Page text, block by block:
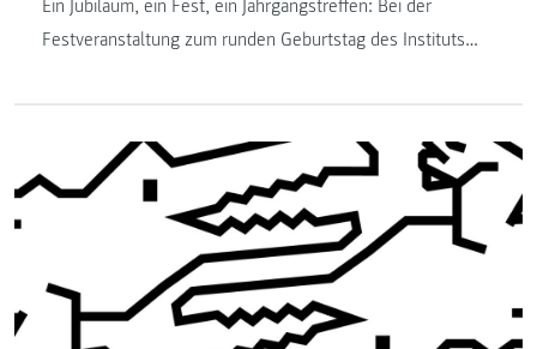
Ein Jubiläum, ein Fest, ein Jahrgangstreffen: Bei der
Festveranstaltung zum runden Geburtstag des Instituts
Studierende, welche Karrieremöglichkeiten für sie mit dem
Abschluss offen stehen.